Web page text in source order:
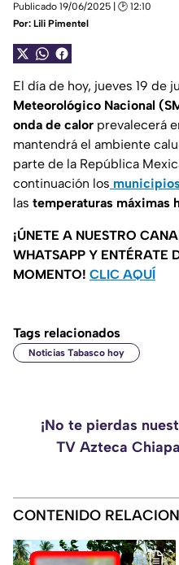
Publicado 19/06/2025 | 🕑 12:10
Por: Lili Pimentel
El día de hoy, jueves 19 de
Meteorológico Nacional
onda de calor prevalecerá
mantendrá el ambiente
parte de la República
continuación los
las temperaturas máximas
¡ÚNETE A NUESTRO
WHATSAPP Y ENTÉRATE
MOMENTO! CLIC AQUÍ
Tags relacionados
Noticias Tabasco hoy
¡No te pierdas
TV Azteca
CONTENIDO